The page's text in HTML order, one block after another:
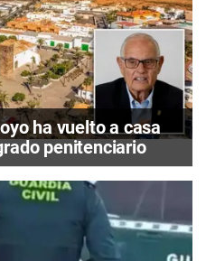
ha vuelto a casa
penitenciario